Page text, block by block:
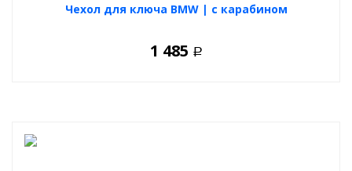
Чехол для ключа BMW | с карабином
1 485 Р